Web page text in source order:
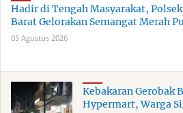
Hadir di Tengah Masyarakat,
Barat Gelorakan Semangat Merah
05 Agustus 2026
Kebakaran Gerobak
Hypermart, Warga